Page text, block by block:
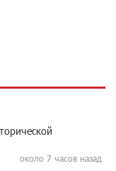
около 7 часов назад